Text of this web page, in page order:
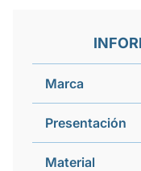
Marca
Presentación
Material